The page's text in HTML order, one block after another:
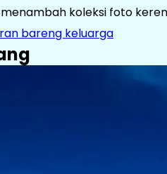
koleksi foto
bareng keluarga